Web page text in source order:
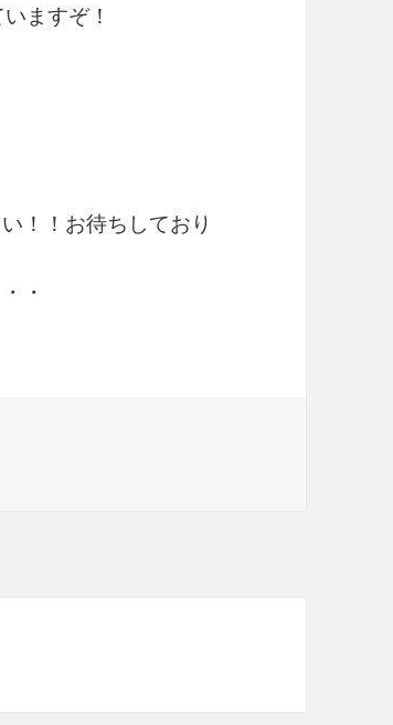
ますぞ！
！！お待ちしており
・